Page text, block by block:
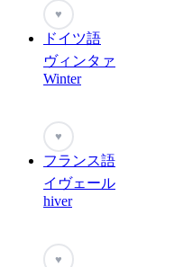
♥
ドイツ語
ヴィンタァ
Winter
♥
フランス語
イヴェール
hiver
♥